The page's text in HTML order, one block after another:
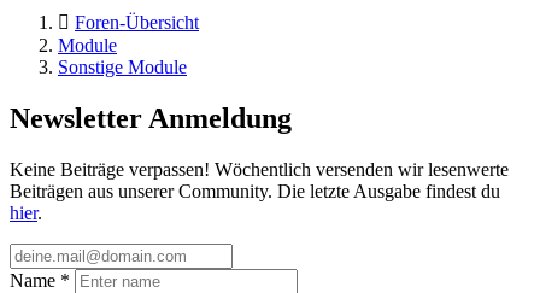
Foren-Übersicht
Module
Sonstige Module
Newsletter Anmeldung
Keine Beiträge verpassen! Wöchentlich versenden wir lesenwerte
Beiträgen aus unserer Community. Die letzte Ausgabe findest du
hier.
Name *